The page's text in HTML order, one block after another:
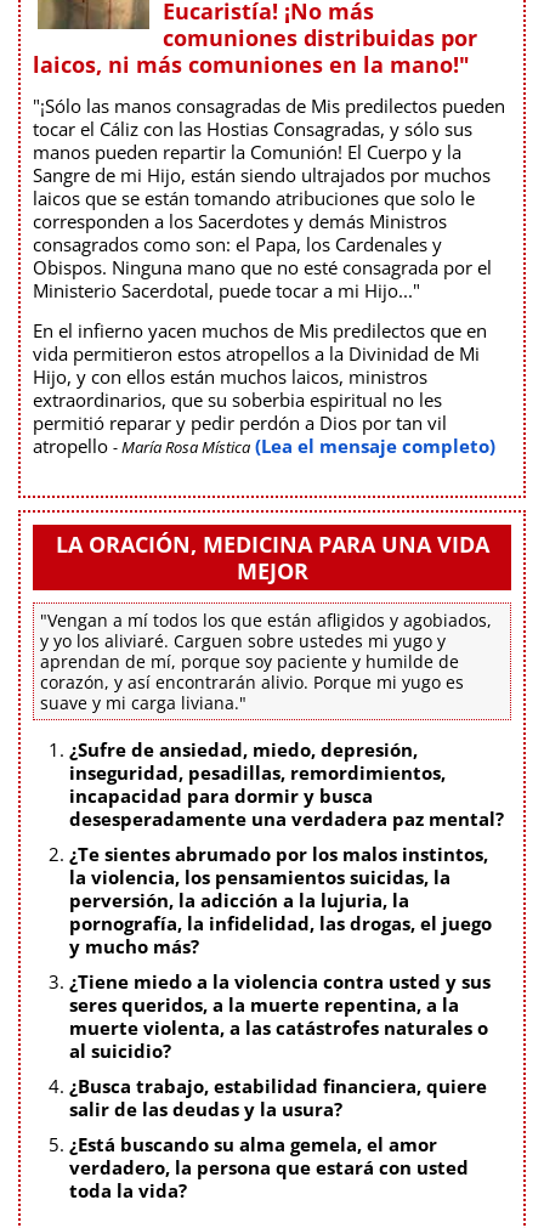
Eucaristía! ¡No más
comuniones distribuidas por
laicos, ni más comuniones en la mano!"
"¡Sólo las manos consagradas de Mis predilectos pueden
tocar el Cáliz con las Hostias Consagradas, y sólo sus
manos pueden repartir la Comunión! El Cuerpo y la
Sangre de mi Hijo, están siendo ultrajados por muchos
laicos que se están tomando atribuciones que solo le
corresponden a los Sacerdotes y demás Ministros
consagrados como son: el Papa, los Cardenales y
Obispos. Ninguna mano que no esté consagrada por el
Ministerio Sacerdotal, puede tocar a mi Hijo..."
En el infierno yacen muchos de Mis predilectos que en
vida permitieron estos atropellos a la Divinidad de Mi
Hijo, y con ellos están muchos laicos, ministros
extraordinarios, que su soberbia espiritual no les
permitió reparar y pedir perdón a Dios por tan vil
atropello - María Rosa Mística (Lea el mensaje completo)
LA ORACIÓN, MEDICINA PARA UNA VIDA
MEJOR
"Vengan a mí todos los que están afligidos y agobiados,
y yo los aliviaré. Carguen sobre ustedes mi yugo y
aprendan de mí, porque soy paciente y humilde de
corazón, y así encontrarán alivio. Porque mi yugo es
suave y mi carga liviana."
¿Sufre de ansiedad, miedo, depresión,
inseguridad, pesadillas, remordimientos,
incapacidad para dormir y busca
desesperadamente una verdadera paz mental?
¿Te sientes abrumado por los malos instintos,
la violencia, los pensamientos suicidas, la
perversión, la adicción a la lujuria, la
pornografía, la infidelidad, las drogas, el juego
y mucho más?
¿Tiene miedo a la violencia contra usted y sus
seres queridos, a la muerte repentina, a la
muerte violenta, a las catástrofes naturales o
al suicidio?
¿Busca trabajo, estabilidad financiera, quiere
salir de las deudas y la usura?
¿Está buscando su alma gemela, el amor
verdadero, la persona que estará con usted
toda la vida?